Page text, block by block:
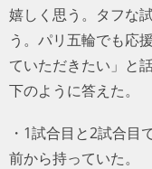
嬉しく思う。タフな
う。パリ五輪でも応
ていただきたい」と
下のように答えた。
・1試合目と2試合目
前から持っていた。